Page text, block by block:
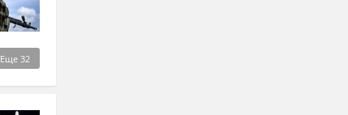
Еще 32